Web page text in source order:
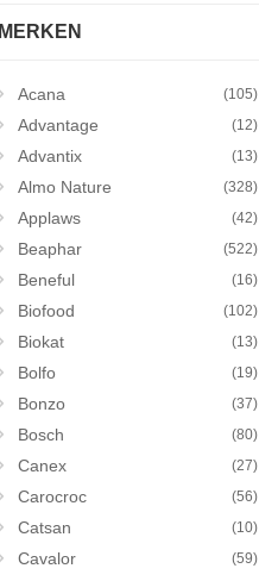
MERKEN
Acana (105)
Advantage (12)
Advantix (13)
Almo Nature (328)
Applaws (42)
Beaphar (522)
Beneful (16)
Biofood (102)
Biokat (13)
Bolfo (19)
Bonzo (37)
Bosch (80)
Canex (27)
Carocroc (56)
Catsan (10)
Cavalor (59)